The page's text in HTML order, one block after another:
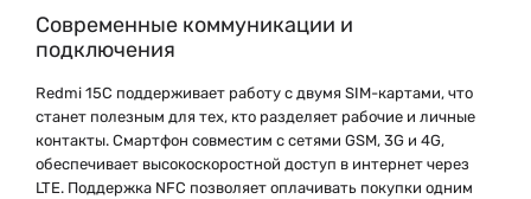
Современные коммуникации и
подключения
Redmi 15C поддерживает работу с двумя SIM-картами, что
станет полезным для тех, кто разделяет рабочие и личные
контакты. Смартфон совместим с сетями GSM, 3G и 4G,
обеспечивает высокоскоростной доступ в интернет через
LTE. Поддержка NFC позволяет оплачивать покупки одним